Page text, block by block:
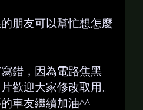
朋友可以幫忙想怎麼
錯，因為電路焦黑
歡迎大家修改取用。
車友繼續加油^^